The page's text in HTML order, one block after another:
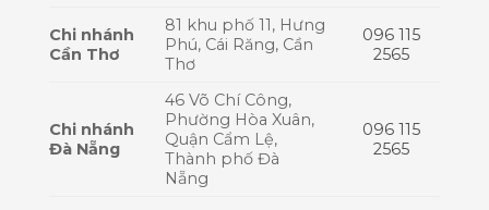
Chi nhánh
Cần Thơ
81 khu phố 11, Hưng
Phú, Cái Răng, Cần
Thơ
096 115
2565
Chi nhánh
Đà Nẵng
46 Võ Chí Công,
Phường Hòa Xuân,
Quận Cẩm Lệ,
Thành phố Đà
Nẵng
096 115
2565